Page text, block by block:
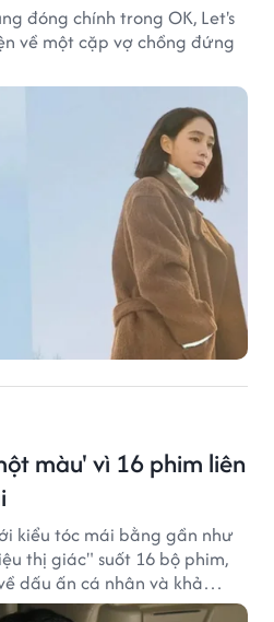
đóng chính trong OK, Let's
về một cặp vợ chồng đứng
màu' vì 16 phim liên
kiểu tóc mái bằng gần như
thị giác" suốt 16 bộ phim,
dấu ấn cá nhân và khả
ảnh.